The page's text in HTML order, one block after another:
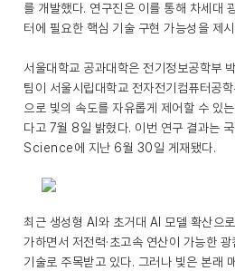
를 개발했다. 연구진은 이를 통해 차세대
터에 필요한 핵심 기술 구현 가능성을 제
서울대학교 공과대학은 전기정보공학부
팀이 서울시립대학교 전자전기컴퓨터공
으로 빛의 속도를 자유롭게 제어할 수 있
다고 7월 8일 밝혔다. 이번 연구 결과는
Science에 지난 6월 30일 게재됐다.
최근 생성형 AI와 초거대 AI 모델 확산으
가하면서 저전력·초고속 연산이 가능한
기술로 주목받고 있다. 그러나 빛은 본래